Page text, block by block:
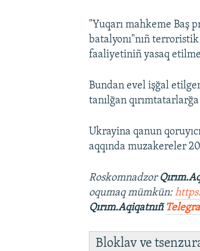
"Yuqarı mahkeme Baş
batalyonı"nıñ
faaliyetiniñ yasaq
Bundan evel işğal
tanılğan
Ukrayina qanun
aqqında muzakereler
Roskomnadzor
oqumaq mümkün:
Qırım.Aqiqatnıñ
Bloklav ve